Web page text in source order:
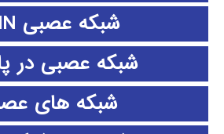
شبکه عصبی CNN
شبکه عصبی در
شبکه های